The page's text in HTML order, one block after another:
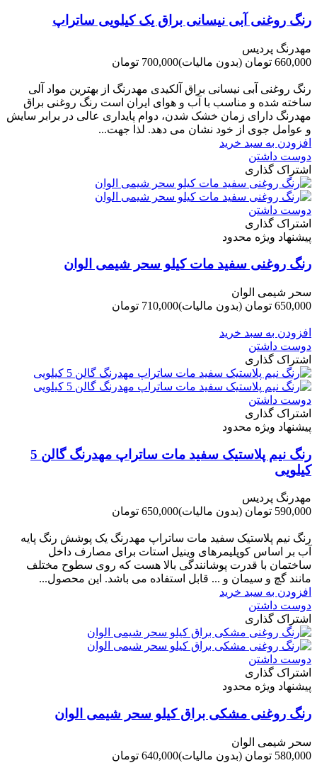
رنگ روغنی آبی نیسانی براق یک کیلویی ساتراپ
مهدرنگ پردیس
660,000 تومان
(بدون مالیات)700,000 تومان
رنگ روغنی آبی نیسانی براق آلکیدی مهدرنگ از بهترین مواد آلی
ساخته شده و مناسب با آب و هوای ایران است رنگ روغنی براق
مهدرنگ دارای زﻣﺎن ﺧﺸﮏ ﺷﺪن، دوام ﭘﺎﯾﺪاری عالی در ﺑﺮاﺑﺮ ﺳﺎﯾﺶ
و ﻋﻮاﻣﻞ ﺟﻮی از ﺧﻮد ﻧﺸﺎن ﻣﯽ دﻫﺪ. ﻟﺬا ﺟﻬﺖ...
افزودن به سبد خرید
دوست داشتن
اشتراک گذاری
دوست داشتن
اشتراک گذاری
پیشنهاد ویژه محدود
رنگ روغنی سفید مات کیلو سحر شیمی الوان
سحر شیمی الوان
650,000 تومان
(بدون مالیات)710,000 تومان
افزودن به سبد خرید
دوست داشتن
اشتراک گذاری
دوست داشتن
اشتراک گذاری
پیشنهاد ویژه محدود
رنگ نیم پلاستیک سفید مات ساتراپ مهدرنگ گالن 5
کیلویی
مهدرنگ پردیس
590,000 تومان
(بدون مالیات)650,000 تومان
رنگ نیم پلاستیک سفید مات ساتراپ مهدرنگ یک پوشش رنگ پایه
آب بر اساس کوپلیمرهای وینیل استات برای مصارف داخل
ساختمان با قدرت پوشانندگی بالا هست که روی سطوح مختلف
مانند گچ و سیمان و ... قابل استفاده می باشد. این محصول...
افزودن به سبد خرید
دوست داشتن
اشتراک گذاری
دوست داشتن
اشتراک گذاری
پیشنهاد ویژه محدود
رنگ روغنی مشکی براق کیلو سحر شیمی الوان
سحر شیمی الوان
580,000 تومان
(بدون مالیات)640,000 تومان